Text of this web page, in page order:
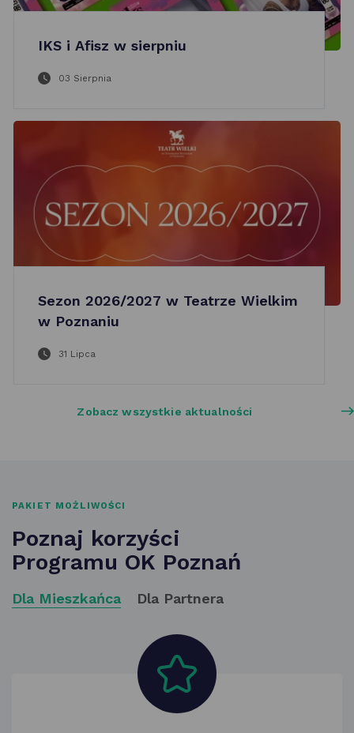
IKS i Afisz w sierpniu
03 Sierpnia
Sezon 2026/2027 w Teatrze Wielkim
w Poznaniu
31 Lipca
Zobacz wszystkie aktualności
PAKIET MOŻLIWOŚCI
Poznaj korzyści
Programu OK Poznań
Dla Mieszkańca Dla Partnera